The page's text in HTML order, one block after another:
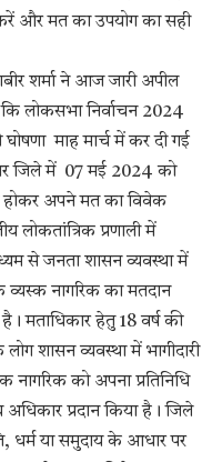
और मत का उपयोग का सही
शर्मा ने आज जारी अपील
लोकसभा निर्वाचन 2024
घोषणा माह मार्च में कर दी गई
जिले में 07 मई 2024 को
होकर अपने मत का विवेक
लोकतांत्रिक प्रणाली में
से जनता शासन व्यवस्था में
व्यस्क नागरिक का मतदान
मताधिकार हेतु 18 वर्ष की
शासन व्यवस्था में भागीदारी
को अपना प्रतिनिधि
प्रदान किया है। जिले
धर्म या समुदाय के आधार पर